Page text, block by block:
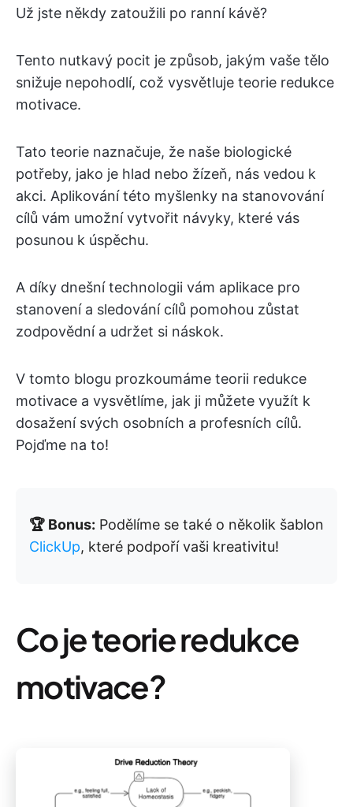
Už jste někdy zatoužili po ranní kávě?
Tento nutkavý pocit je způsob, jakým vaše tělo
snižuje nepohodlí, což vysvětluje teorie redukce
motivace.
Tato teorie naznačuje, že naše biologické
potřeby, jako je hlad nebo žízeň, nás vedou k
akci. Aplikování této myšlenky na stanovování
cílů vám umožní vytvořit návyky, které vás
posunou k úspěchu.
A díky dnešní technologii vám aplikace pro
stanovení a sledování cílů pomohou zůstat
zodpovědní a udržet si náskok.
V tomto blogu prozkoumáme teorii redukce
motivace a vysvětlíme, jak ji můžete využít k
dosažení svých osobních a profesních cílů.
Pojďme na to!
🏆 Bonus: Podělíme se také o několik šablon
ClickUp, které podpoří vaši kreativitu!
Co je teorie redukce
motivace?